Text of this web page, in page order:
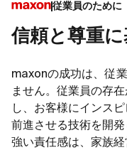
従業員のために
信頼と尊重
maxonの成功は、従
ません。従業員の存
し、お客様にインス
前進させる技術を開
強い責任感は、家族